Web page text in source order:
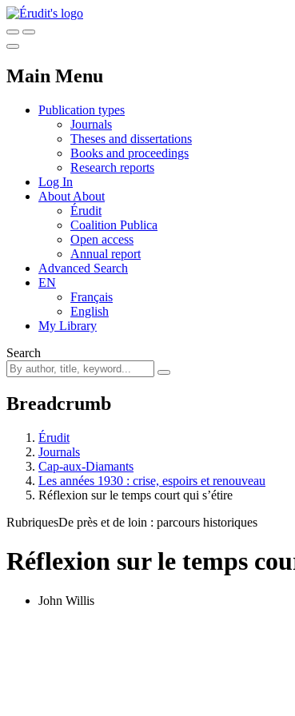
Main Menu
Publication types
Journals
Theses and dissertations
Books and proceedings
Research reports
Log In
About About
Érudit
Coalition Publica
Open access
Annual report
Advanced Search
EN
Français
English
My Library
Search
Breadcrumb
Érudit
Journals
Cap-aux-Diamants
Les années 1930 : crise, espoirs et renouveau
Réflexion sur le temps court qui s’étire
RubriquesDe près et de loin : parcours historiques
Réflexion sur le temps
John Willis